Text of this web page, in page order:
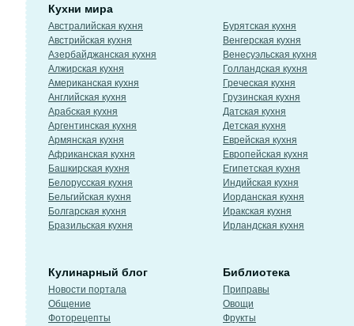
Кухни мира
Австралийская кухня
Австрийская кухня
Азербайджанская кухня
Алжирская кухня
Американская кухня
Английская кухня
Арабская кухня
Аргентинская кухня
Армянская кухня
Африканская кухня
Башкирская кухня
Белорусская кухня
Бельгийская кухня
Болгарская кухня
Бразильская кухня
Бурятская кухня
Венгерская кухня
Венесуэльская кухня
Голландская кухня
Греческая кухня
Грузинская кухня
Датская кухня
Детская кухня
Еврейская кухня
Европейская кухня
Египетская кухня
Индийская кухня
Иорданская кухня
Иракская кухня
Ирландская кухня
Кулинарный блог
Новости портала
Общение
Фоторецепты
Библиотека
Приправы
Овощи
Фрукты